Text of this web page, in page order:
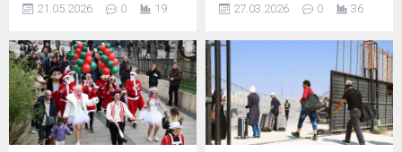
Altyapı Bakanı Abdulkadir
Havalimanı Kongre
Merkezi’nde gerçekleştirilen
DHMİ Başmüdürler
Toplantısı’nda, son iki
dekattaki altyapı ve ulaşım
kazanımlarına ilişkin bilgi
21.05.2026 0 19
Stadyumu'nda oynanan
galibiyeti ile
tamamlandı.Türkiye'ye
galibiyeti getiren tek golü 53.
dakikada Ferdi Kadıoğlu ...
27.03.2026 0 36